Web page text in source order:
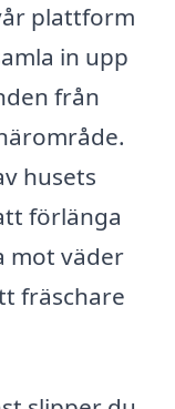
plattform
in upp
från
husets
förlänga
mot väder
fräschare